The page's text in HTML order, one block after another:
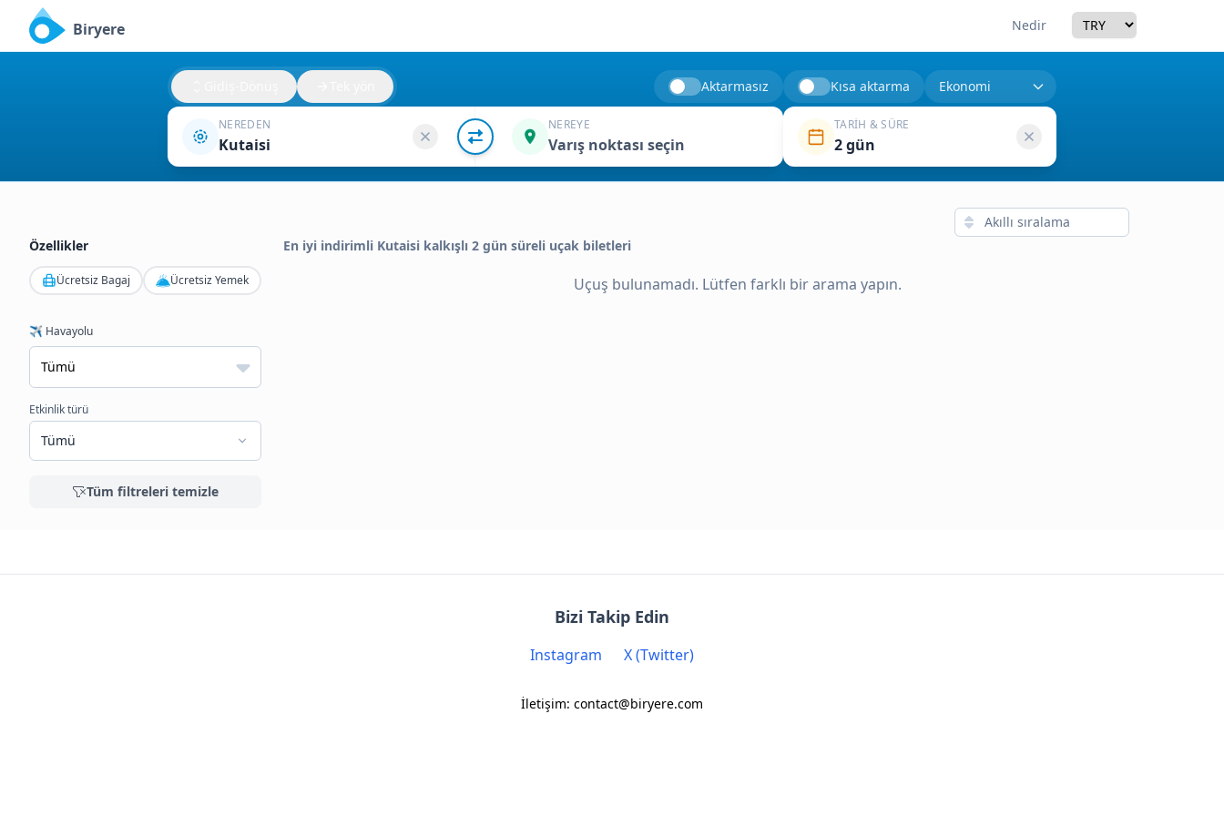
Biryere Nedir Currency
Aktarmasız Kısa aktarma
NEREDEN
Kutaisi
NEREYE
Varış noktası seçin
TARIH & SÜRE
2 gün
Özellikler
Ücretsiz Bagaj Ücretsiz Yemek
✈️ Havayolu
Etkinlik türü
Tümü
Tüm filtreleri temizle
En iyi indirimli Kutaisi kalkışlı 2 gün süreli uçak biletleri
Uçuş bulunamadı. Lütfen farklı bir arama yapın.
Bizi Takip Edin
Instagram X (Twitter)
İletişim: contact@biryere.com